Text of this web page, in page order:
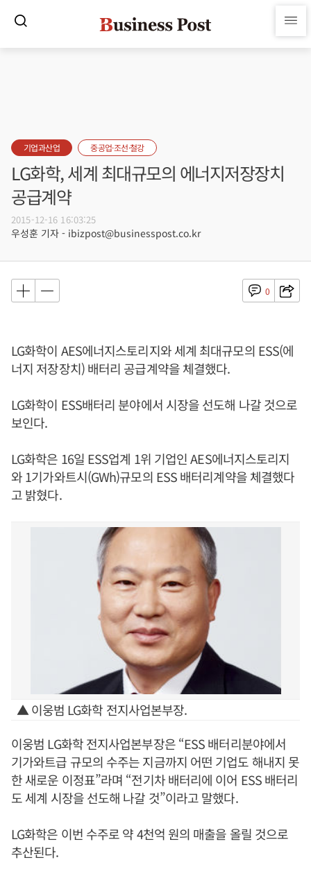
기업과산업 중공업·조선·철강
LG화학, 세계 최대규모의 에너지저장장치
공급계약
2015-12-16 16:03:25
우성훈 기자 - ibizpost@businesspost.co.kr
0
LG화학이 AES에너지스토리지와 세계 최대규모의 ESS(에
너지 저장장치) 배터리 공급계약을 체결했다.
LG화학이 ESS배터리 분야에서 시장을 선도해 나갈 것으로
보인다.
LG화학은 16일 ESS업계 1위 기업인 AES에너지스토리지
와 1기가와트시(GWh)규모의 ESS 배터리계약을 체결했다
고 밝혔다.
▲ 이웅범 LG화학 전지사업본부장.
이웅범 LG화학 전지사업본부장은 “ESS 배터리분야에서
기가와트급 규모의 수주는 지금까지 어떤 기업도 해내지 못
한 새로운 이정표”라며 “전기차 배터리에 이어 ESS 배터리
도 세계 시장을 선도해 나갈 것”이라고 말했다.
LG화학은 이번 수주로 약 4천억 원의 매출을 올릴 것으로
추산된다.